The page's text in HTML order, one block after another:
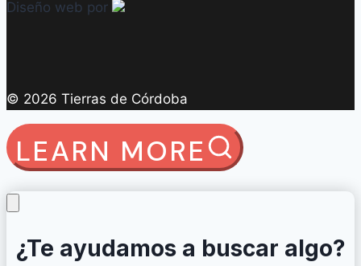
Diseño web por
© 2026 Tierras de Córdoba
LEARN MORE
¿Te ayudamos a buscar algo?